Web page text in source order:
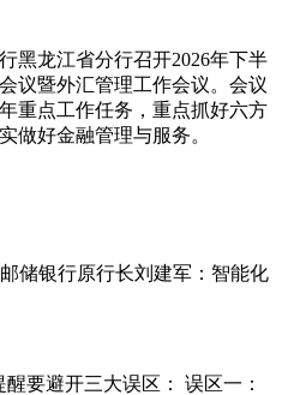
黑龙江省分行召开2026年下半
议暨外汇管理工作会议。会议
重点工作任务，重点抓好六方
做好金融管理与服务。
储银行原行长刘建军：智能化
要避开三大误区： 误区一：